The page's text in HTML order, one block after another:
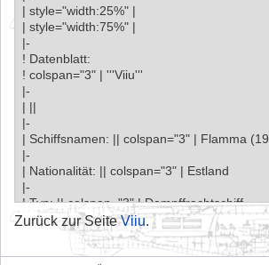
Zurück zur SeiteViiu.